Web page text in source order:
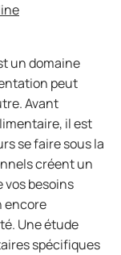
un domaine
peut
Avant
il est
se faire sous la
créent un
vos besoins
encore
Une étude
spécifiques